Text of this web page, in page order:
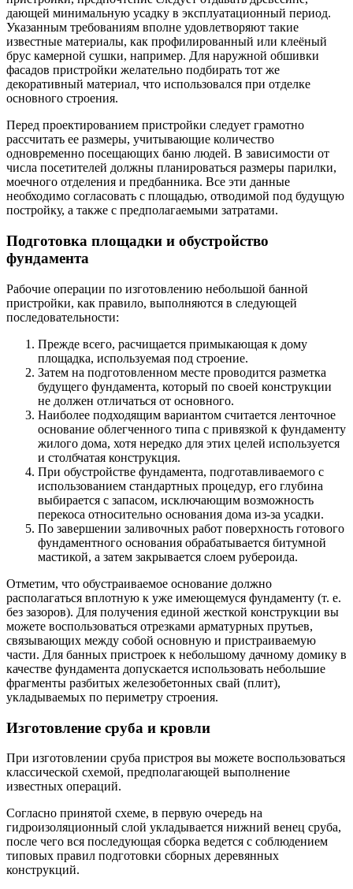
дающей минимальную усадку в эксплуатационный период.
Указанным требованиям вполне удовлетворяют такие
известные материалы, как профилированный или клеёный
брус камерной сушки, например. Для наружной обшивки
фасадов пристройки желательно подбирать тот же
декоративный материал, что использовался при отделке
основного строения.
Перед проектированием пристройки следует грамотно
рассчитать ее размеры, учитывающие количество
одновременно посещающих баню людей. В зависимости от
числа посетителей должны планироваться размеры парилки,
моечного отделения и предбанника. Все эти данные
необходимо согласовать с площадью, отводимой под будущую
постройку, а также с предполагаемыми затратами.
Подготовка площадки и обустройство
фундамента
Рабочие операции по изготовлению небольшой банной
пристройки, как правило, выполняются в следующей
последовательности:
Прежде всего, расчищается примыкающая к дому
площадка, используемая под строение.
Затем на подготовленном месте проводится разметка
будущего фундамента, который по своей конструкции
не должен отличаться от основного.
Наиболее подходящим вариантом считается ленточное
основание облегченного типа с привязкой к фундаменту
жилого дома, хотя нередко для этих целей используется
и столбчатая конструкция.
При обустройстве фундамента, подготавливаемого с
использованием стандартных процедур, его глубина
выбирается с запасом, исключающим возможность
перекоса относительно основания дома из-за усадки.
По завершении заливочных работ поверхность готового
фундаментного основания обрабатывается битумной
мастикой, а затем закрывается слоем рубероида.
Отметим, что обустраиваемое основание должно
располагаться вплотную к уже имеющемуся фундаменту (т. е.
без зазоров). Для получения единой жесткой конструкции вы
можете воспользоваться отрезками арматурных прутьев,
связывающих между собой основную и пристраиваемую
части. Для банных пристроек к небольшому дачному домику в
качестве фундамента допускается использовать небольшие
фрагменты разбитых железобетонных свай (плит),
укладываемых по периметру строения.
Изготовление сруба и кровли
При изготовлении сруба пристроя вы можете воспользоваться
классической схемой, предполагающей выполнение
известных операций.
Согласно принятой схеме, в первую очередь на
гидроизоляционный слой укладывается нижний венец сруба,
после чего вся последующая сборка ведется с соблюдением
типовых правил подготовки сборных деревянных
конструкций.